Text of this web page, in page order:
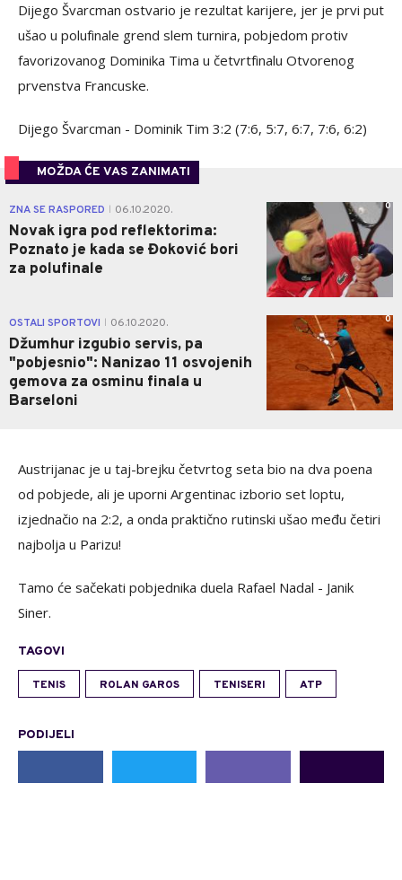
Dijego Švarcman ostvario je rezultat karijere, jer je prvi put
ušao u polufinale grend slem turnira, pobjedom protiv
favorizovanog Dominika Tima u četvrtfinalu Otvorenog
prvenstva Francuske.
Dijego Švarcman - Dominik Tim 3:2 (7:6, 5:7, 6:7, 7:6, 6:2)
MOŽDA ĆE VAS ZANIMATI
ZNA SE RASPORED 06.10.2020.
Novak igra pod reflektorima:
Poznato je kada se Đoković bori
za polufinale
0
OSTALI SPORTOVI 06.10.2020.
Džumhur izgubio servis, pa
"pobjesnio": Nanizao 11 osvojenih
gemova za osminu finala u
Barseloni
0
Austrijanac je u taj-brejku četvrtog seta bio na dva poena
od pobjede, ali je uporni Argentinac izborio set loptu,
izjednačio na 2:2, a onda praktično rutinski ušao među četiri
najbolja u Parizu!
Tamo će sačekati pobjednika duela Rafael Nadal - Janik
Siner.
TAGOVI
TENIS ROLAN GAROS TENISERI ATP
PODIJELI